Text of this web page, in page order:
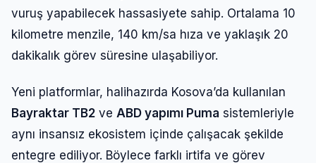
vuruş yapabilecek hassasiyete sahip. Ortalama 10
kilometre menzile, 140 km/sa hıza ve yaklaşık 20
dakikalık görev süresine ulaşabiliyor.
Yeni platformlar, halihazırda Kosova’da kullanılan
Bayraktar TB2 ve ABD yapımı Puma sistemleriyle
aynı insansız ekosistem içinde çalışacak şekilde
entegre ediliyor. Böylece farklı irtifa ve görev